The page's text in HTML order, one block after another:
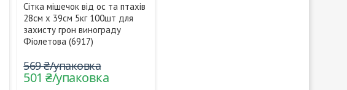
Сітка мішечок від ос та птахів
28см х 39см 5кг 100шт для
захисту грон винограду
Фіолетова (6917)
569 ₴/упаковка
501 ₴/упаковка